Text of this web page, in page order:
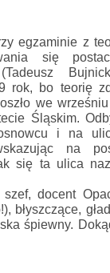
egzaminie z
się
rok, bo teorię
we
Śląskim.
i na
na
się ta ulica
docent
błyszczące,
śpiewny.